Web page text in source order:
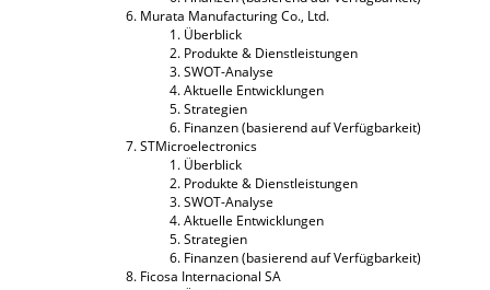
Murata Manufacturing Co., Ltd.
Überblick
Produkte & Dienstleistungen
SWOT-Analyse
Aktuelle Entwicklungen
Strategien
Finanzen (basierend auf Verfügbarkeit)
STMicroelectronics
Überblick
Produkte & Dienstleistungen
SWOT-Analyse
Aktuelle Entwicklungen
Strategien
Finanzen (basierend auf Verfügbarkeit)
Ficosa Internacional SA